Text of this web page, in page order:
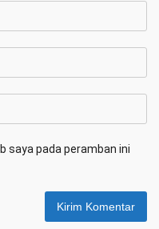
saya pada peramban ini